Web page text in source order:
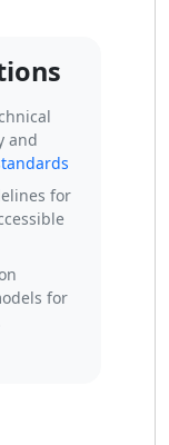
and
for
for